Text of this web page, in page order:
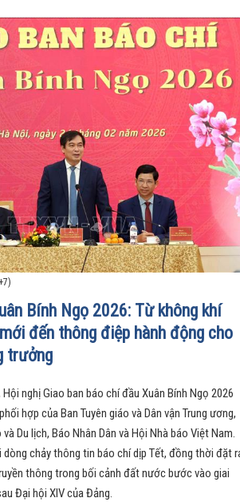
Bính Ngọ 2026: Từ không khí
đến thông điệp hành động cho
trưởng
nghị Giao ban báo chí đầu Xuân Bính Ngọ 2026
hợp của Ban Tuyên giáo và Dân vận Trung ương,
Du lịch, Báo Nhân Dân và Hội Nhà báo Việt Nam.
dòng chảy thông tin báo chí dịp Tết, đồng thời đặt
thông trong bối cảnh đất nước bước vào giai
Đại hội XIV của Đảng.